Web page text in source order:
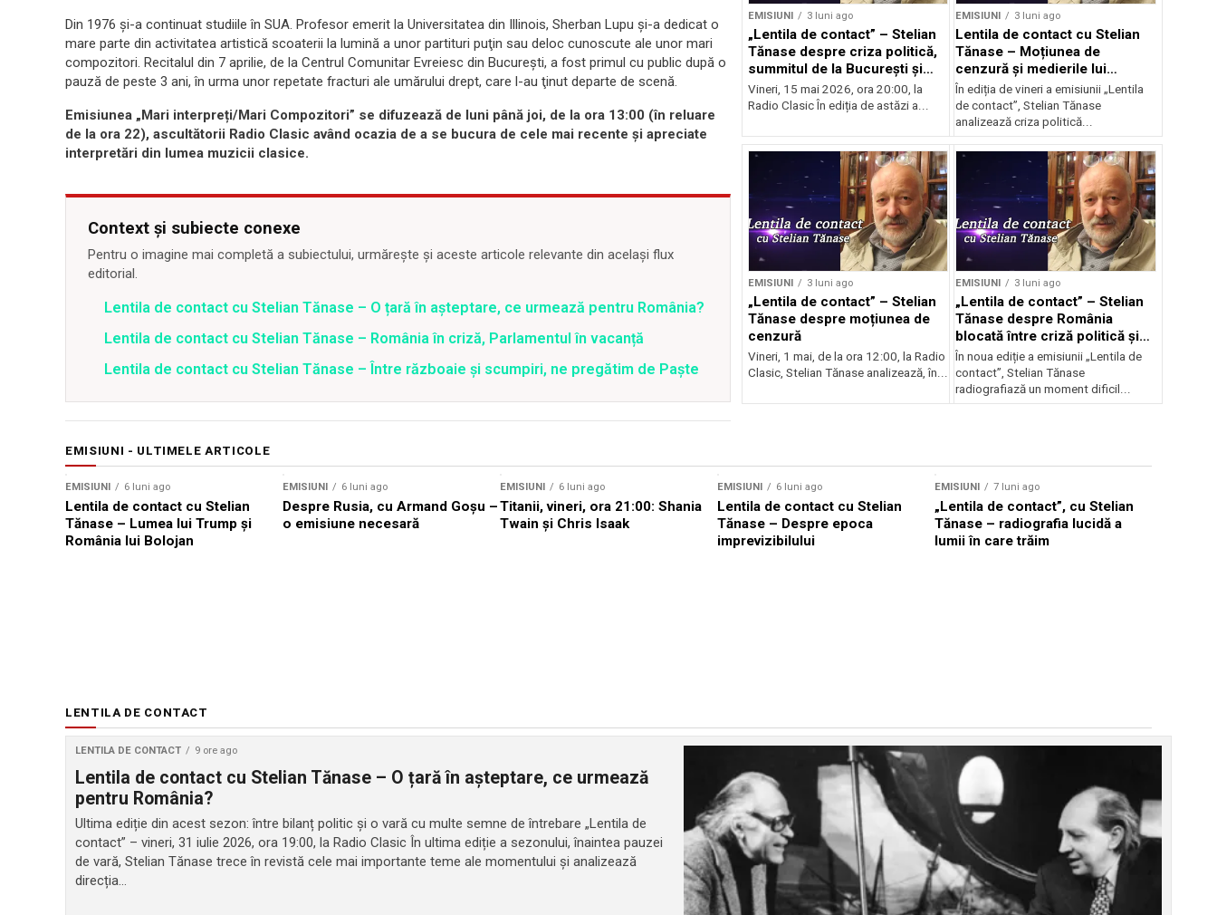
Din 1976 şi-a continuat studiile în SUA. Profesor emerit la Universitatea din Illinois, Sherban Lupu şi-a dedicat o
mare parte din activitatea artistică scoaterii la lumină a unor partituri puţin sau deloc cunoscute ale unor mari
compozitori. Recitalul din 7 aprilie, de la Centrul Comunitar Evreiesc din Bucureşti, a fost primul cu public după o
pauză de peste 3 ani, în urma unor repetate fracturi ale umărului drept, care l-au ţinut departe de scenă.
Emisiunea „Mari interpreți/Mari Compozitori” se difuzează de luni până joi, de la ora 13:00 (în reluare
de la ora 22), ascultătorii Radio Clasic având ocazia de a se bucura de cele mai recente și apreciate
interpretări din lumea muzicii clasice.
Context și subiecte conexe
Pentru o imagine mai completă a subiectului, urmărește și aceste articole relevante din același flux
editorial.
Lentila de contact cu Stelian Tănase – O țară în așteptare, ce urmează pentru România?
Lentila de contact cu Stelian Tănase – România în criză, Parlamentul în vacanță
Lentila de contact cu Stelian Tănase – Între războaie și scumpiri, ne pregătim de Paște
EMISIUNI 3 luni ago
„Lentila de contact” – Stelian
Tănase despre criza politică,
summitul de la București și
ascensiunea lui Bolojan
Vineri, 15 mai 2026, ora 20:00, la
Radio Clasic În ediția de astăzi a...
EMISIUNI 3 luni ago
Lentila de contact cu Stelian
Tănase – Moțiunea de
cenzură și medierile lui
Nicușor
În ediția de vineri a emisiunii „Lentila
de contact”, Stelian Tănase
analizează criza politică...
EMISIUNI 3 luni ago
„Lentila de contact” – Stelian
Tănase despre moțiunea de
cenzură
Vineri, 1 mai, de la ora 12:00, la Radio
Clasic, Stelian Tănase analizează, în...
EMISIUNI 3 luni ago
„Lentila de contact” – Stelian
Tănase despre România
blocată între criză politică și
scumpiri
În noua ediție a emisiunii „Lentila de
contact”, Stelian Tănase
radiografiază un moment dificil...
EMISIUNI - ULTIMELE ARTICOLE
EMISIUNI 6 luni ago
Lentila de contact cu Stelian
Tănase – Lumea lui Trump și
România lui Bolojan
EMISIUNI 6 luni ago
Despre Rusia, cu Armand Goșu –
o emisiune necesară
EMISIUNI 6 luni ago
Titanii, vineri, ora 21:00: Shania
Twain și Chris Isaak
EMISIUNI 6 luni ago
Lentila de contact cu Stelian
Tănase – Despre epoca
imprevizibilului
EMISIUNI 7 luni ago
„Lentila de contact”, cu Stelian
Tănase – radiografia lucidă a
lumii în care trăim
LENTILA DE CONTACT
LENTILA DE CONTACT 9 ore ago
Lentila de contact cu Stelian Tănase – O țară în așteptare, ce urmează
pentru România?
Ultima ediție din acest sezon: între bilanț politic și o vară cu multe semne de întrebare „Lentila de
contact” – vineri, 31 iulie 2026, ora 19:00, la Radio Clasic În ultima ediție a sezonului, înaintea pauzei
de vară, Stelian Tănase trece în revistă cele mai importante teme ale momentului și analizează
direcția...